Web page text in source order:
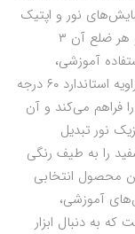
نور و اپتیک
است. این منشور از شیشه شفاف ساخته شده و هر ضلع آن ۳
آموزشی،
آزمایشگاهی و دانش‌آموزی محسوب می‌شود. زاویه استاندارد ۶۰ درجه
فراهم می‌کند و آن
نور تبدیل
را به طیف رنگی
محصول انتخابی
آموزشی،
به دنبال ابزار